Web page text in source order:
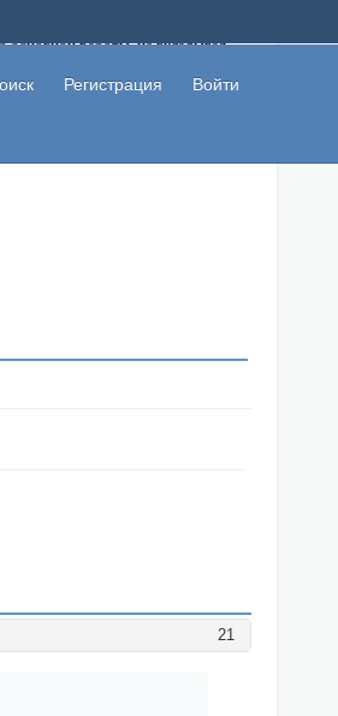
основной работы, не вкладывая
Вы сможете начать зарабатывать
долго ждать.
Регистрация Войти
21